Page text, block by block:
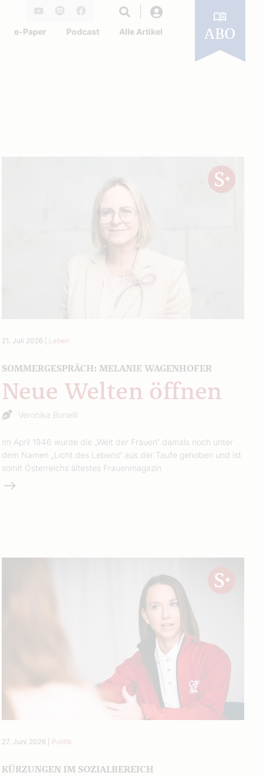
Facebook
e-Paper Podcast Alle Artikel ABO
21. Juli 2026| Leben
SOMMERGESPRÄCH: MELANIE WAGENHOFER
Neue Welten öffnen
Veronika Bonelli
Im April 1946 wurde die „Welt der Frauen“ damals noch unter
dem Namen „Licht des Lebens“ aus der Taufe gehoben und ist
somit Österreichs ältestes Frauenmagazin
Weiterlesen
27. Juni 2026| Politik
KÜRZUNGEN IM SOZIALBEREICH